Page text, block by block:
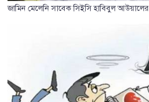
জামিন মেলেনি সাবেক সিইসি হাবিবুল আউয়ালের